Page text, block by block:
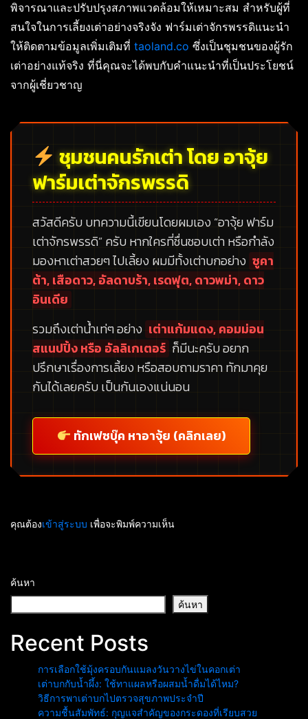
พิจารณาและปรับปรุงสภาพแวดล้อมให้เหมาะสม สำหรับผู้ที่
สนใจในการเลี้ยงเต่าอย่างจริงจัง ฟาร์มเต่าจักรพรรดิแนะนำ
ให้ติดตามข้อมูลเพิ่มเติมที่ taoland.co ซึ่งเป็นชุมชนของผู้รัก
เต่าอย่างแท้จริง ที่นี่คุณจะได้พบกับคำแนะนำที่เป็นประโยชน์
จากผู้เชี่ยวชาญ
ชุมชนคนรักเต่า โดย อาจุ้ย
ฟาร์มเต่าจักรพรรดิ
สวัสดีครับ บทความนี้เขียนโดยผมเอง “อาจุ้ย ฟาร์ม
เต่าจักรพรรดิ”ครับ หากใครที่ชื่นชอบเต่า หรือกำลัง
มองหาเต่าสวยๆ ไปเลี้ยง ผมมีทั้งเต่าบกอย่าง ซูคา
ต้า, เสือดาว, อัลดาบร้า, เรดฟุต, ดาวพม่า, ดาว
อินเดีย
รวมถึงเต่าน้ำเท่ๆ อย่าง เต่าแก้มแดง, คอมม่อน
สแนปปิ้ง หรือ อัลลิเกเตอร์ ก็มีนะครับ อยาก
ปรึกษาเรื่องการเลี้ยง หรือสอบถามราคา ทักมาคุย
กันได้เลยครับ เป็นกันเองแน่นอน
ทักเฟซบุ๊ค หาอาจุ้ย (คลิกเลย)
คุณต้องเข้าสู่ระบบ เพื่อจะพิมพ์ความเห็น
ค้นหา
ค้นหา
Recent Posts
การเลือกใช้มุ้งครอบกันแมลงวันวางไข่ในคอกเต่า
เต่าบกกับน้ำผึ้ง: ใช้ทาแผลหรือผสมน้ำดื่มได้ไหม?
วิธีการพาเต่าบกไปตรวจสุขภาพประจำปี
ความชื้นสัมพัทธ์: กุญแจสำคัญของกระดองที่เรียบสวย